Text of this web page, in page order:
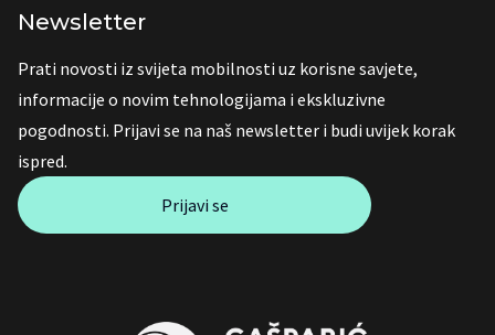
Newsletter
Prati novosti iz svijeta mobilnosti uz korisne savjete,
informacije o novim tehnologijama i ekskluzivne
pogodnosti. Prijavi se na naš newsletter i budi uvijek korak
ispred.
Prijavi se